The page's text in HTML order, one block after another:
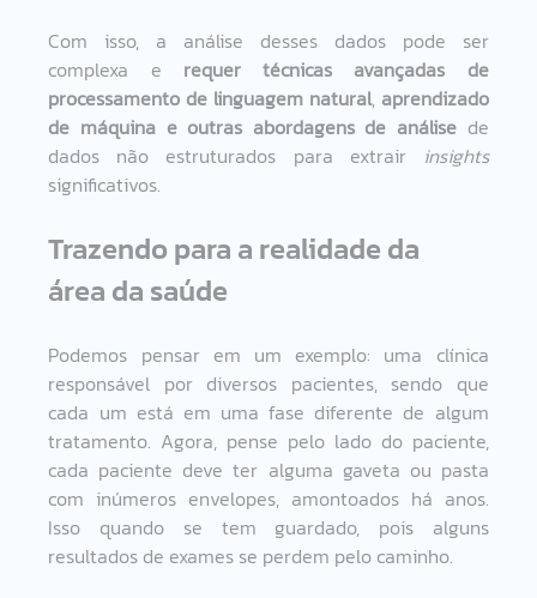
Com isso, a análise desses dados pode ser
complexa e requer técnicas avançadas de
processamento de linguagem natural, aprendizado
de máquina e outras abordagens de análise de
dados não estruturados para extrair insights
significativos.
Trazendo para a realidade da
área da saúde
Podemos pensar em um exemplo: uma clínica
responsável por diversos pacientes, sendo que
cada um está em uma fase diferente de algum
tratamento. Agora, pense pelo lado do paciente,
cada paciente deve ter alguma gaveta ou pasta
com inúmeros envelopes, amontoados há anos.
Isso quando se tem guardado, pois alguns
resultados de exames se perdem pelo caminho.